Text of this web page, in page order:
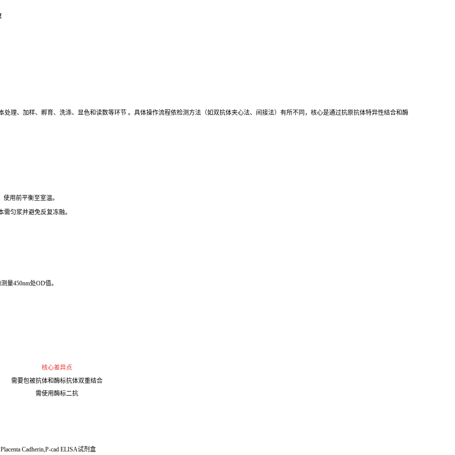
理、加样、孵育、洗涤、显色和读数等环节 。具体操作流程依检测方法（如双抗体夹心法、间接法）有所不同，核心是通过抗原抗体特异性结合和酶
用前平衡至室温。
需匀浆并避免反复冻融。
量450nm处OD值。
核心差异点
需要包被抗体和酶标抗体双重结合
需使用酶标二抗
Cadherin,P-cad ELISA试剂盒